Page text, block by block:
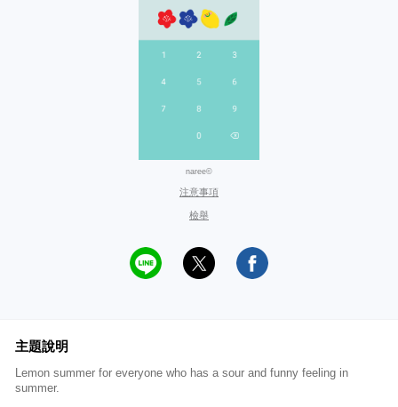
naree©
注意事項
檢舉
主題說明
Lemon summer for everyone who has a sour and funny feeling in
summer.